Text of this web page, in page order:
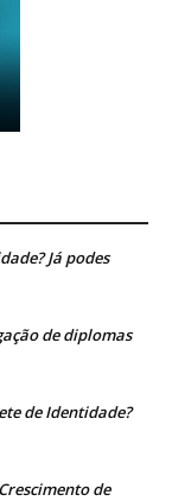
Já podes
de diplomas
de Identidade?
de